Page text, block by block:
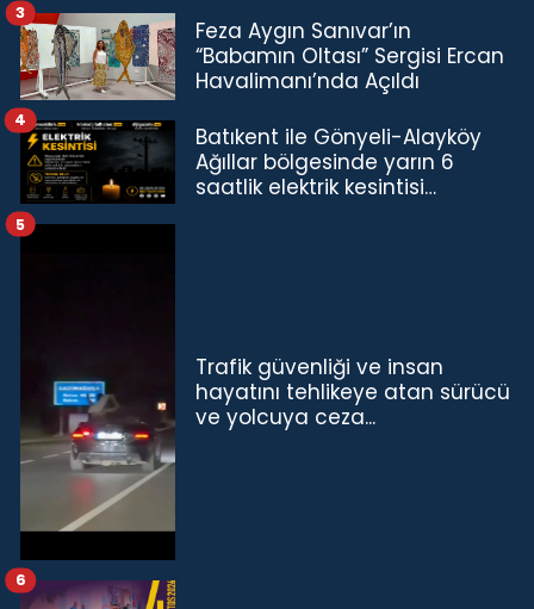
Feza Aygın Sanıvar’ın
“Babamın Oltası” Sergisi Ercan
Havalimanı’nda Açıldı
3
Batıkent ile Gönyeli-Alayköy
Ağıllar bölgesinde yarın 6
saatlik elektrik kesintisi…
4
Trafik güvenliği ve insan
hayatını tehlikeye atan sürücü
ve yolcuya ceza...
5
6